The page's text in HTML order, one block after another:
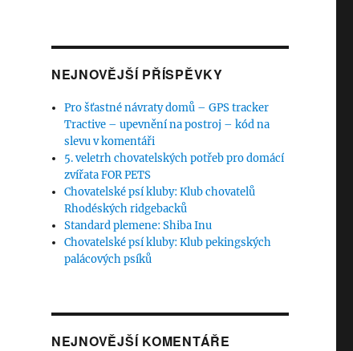
NEJNOVĚJŠÍ PŘÍSPĚVKY
Pro šťastné návraty domů – GPS tracker
Tractive – upevnění na postroj – kód na
slevu v komentáři
5. veletrh chovatelských potřeb pro domácí
zvířata FOR PETS
Chovatelské psí kluby: Klub chovatelů
Rhodéských ridgebacků
Standard plemene: Shiba Inu
Chovatelské psí kluby: Klub pekingských
palácových psíků
NEJNOVĚJŠÍ KOMENTÁŘE